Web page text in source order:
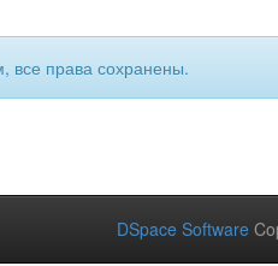
все права сохранены.
DSpace Software